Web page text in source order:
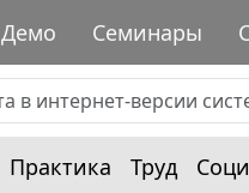
Демо Семинары
Практика Труд